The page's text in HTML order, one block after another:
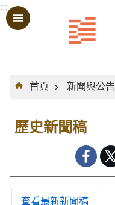
跳到主要內容區塊
:::
:::
首頁
新聞與公告
歷史新聞稿
查看最新新聞稿